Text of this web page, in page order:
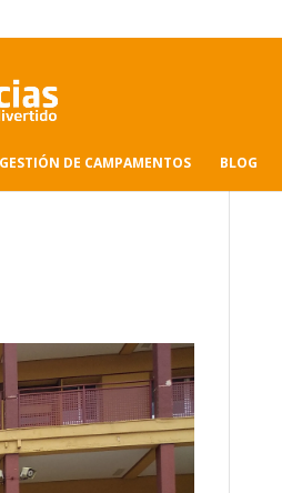
DE CAMPAMENTOS BLOG